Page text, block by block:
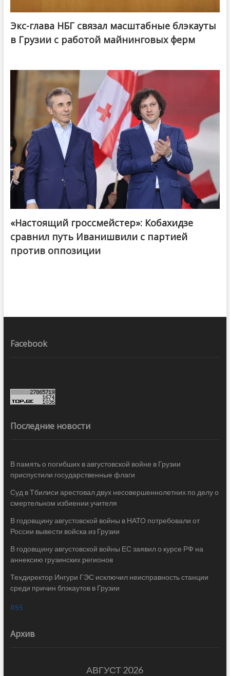
Экс-глава НБГ связал масштабные блэкауты
в Грузии с работой майнинговых ферм
@ქართული ოცნება / Georgian Dream
«Настоящий гроссмейстер»: Кобахидзе
сравнил путь Иванишвили с партией
против оппозиции
Facebook
Последние новости
В память о погибших в августовской войне в Грузии
приспустили государственные флаги
Суд в Тбилиси арестовал двух несовершеннолетних по делу о
смертельном избиении учителя
В годовщину августовской войны в НАТО потребовали от
России вывести войска из Грузии
В годовщину августовской войны ЕС заявил о курсе РФ на
аннексию грузинских регионов
Техдиректор Ингури ГЭС исключил неисправность станции
среди причин блэкаутов в Грузии
RSS
Архив
АВГУСТ 2026